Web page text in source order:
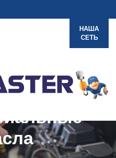
НАША
СЕТЬ